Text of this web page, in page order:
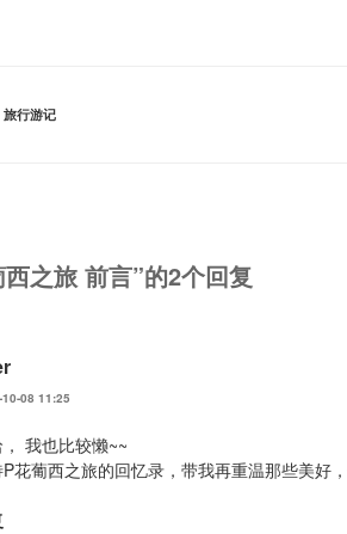
分
旅行游记
西之旅 前言”的2个回复
08 11:25
我也比较懒~~
花葡西之旅的回忆录，带我再重温那些美好